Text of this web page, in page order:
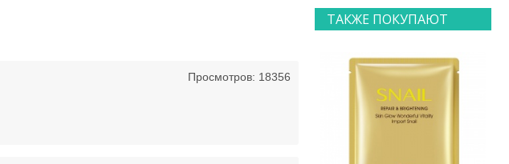
ТАКЖЕ ПОКУПАЮТ
-37%
Просмотров: 18356